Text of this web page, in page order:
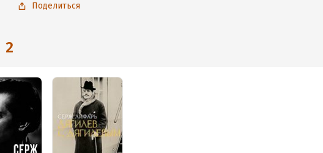
Поделиться
2